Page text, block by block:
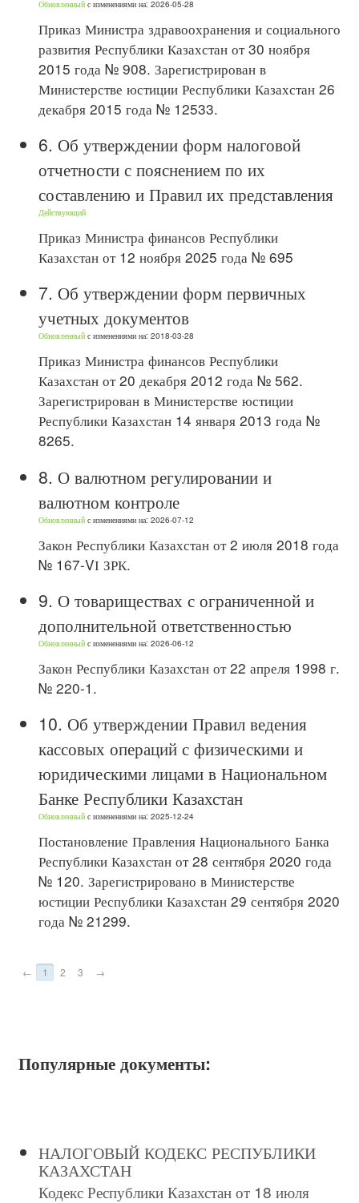
Обновленный с изменениями на: 2026-05-28
Приказ Министра здравоохранения и социального
развития Республики Казахстан от 30 ноября
2015 года № 908. Зарегистрирован в
Министерстве юстиции Республики Казахстан 26
декабря 2015 года № 12533.
6. Об утверждении форм налоговой
отчетности с пояснением по их
составлению и Правил их представления
Действующий
Приказ Министра финансов Республики
Казахстан от 12 ноября 2025 года № 695
7. Об утверждении форм первичных
учетных документов
Обновленный с изменениями на: 2018-03-28
Приказ Министра финансов Республики
Казахстан от 20 декабря 2012 года № 562.
Зарегистрирован в Министерстве юстиции
Республики Казахстан 14 января 2013 года №
8265.
8. О валютном регулировании и
валютном контроле
Обновленный с изменениями на: 2026-07-12
Закон Республики Казахстан от 2 июля 2018 года
№ 167-VІ ЗРК.
9. О товариществах с ограниченной и
дополнительной ответственностью
Обновленный с изменениями на: 2026-06-12
Закон Республики Казахстан от 22 апреля 1998 г.
№ 220-1.
10. Об утверждении Правил ведения
кассовых операций с физическими и
юридическими лицами в Национальном
Банке Республики Казахстан
Обновленный с изменениями на: 2025-12-24
Постановление Правления Национального Банка
Республики Казахстан от 28 сентября 2020 года
№ 120. Зарегистрировано в Министерстве
юстиции Республики Казахстан 29 сентября 2020
года № 21299.
← 1 2 3 →
Популярные документы:
НАЛОГОВЫЙ КОДЕКС РЕСПУБЛИКИ
КАЗАХСТАН
Кодекс Республики Казахстан от 18 июля